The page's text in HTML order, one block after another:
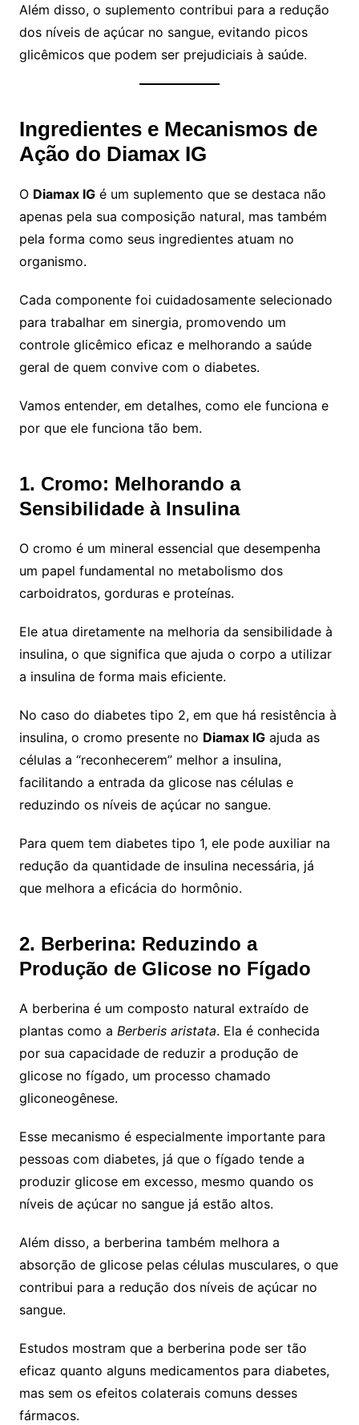
Além disso, o suplemento contribui para a redução
dos níveis de açúcar no sangue, evitando picos
glicêmicos que podem ser prejudiciais à saúde.
Ingredientes e Mecanismos de
Ação do Diamax IG
O Diamax IGé um suplemento que se destaca não
apenas pela sua composição natural, mas também
pela forma como seus ingredientes atuam no
organismo.
Cada componente foi cuidadosamente selecionado
para trabalhar em sinergia, promovendo um
controle glicêmico eficaz e melhorando a saúde
geral de quem convive com o diabetes.
Vamos entender, em detalhes, como ele funciona e
por que ele funciona tão bem.
1. Cromo: Melhorando a
Sensibilidade à Insulina
O cromo é um mineral essencial que desempenha
um papel fundamental no metabolismo dos
carboidratos, gorduras e proteínas.
Ele atua diretamente na melhoria da sensibilidade à
insulina, o que significa que ajuda o corpo a utilizar
a insulina de forma mais eficiente.
No caso do diabetes tipo 2, em que há resistência à
insulina, o cromo presente no Diamax IGajuda as
células a “reconhecerem” melhor a insulina,
facilitando a entrada da glicose nas células e
reduzindo os níveis de açúcar no sangue.
Para quem tem diabetes tipo 1, ele pode auxiliar na
redução da quantidade de insulina necessária, já
que melhora a eficácia do hormônio.
2. Berberina: Reduzindo a
Produção de Glicose no Fígado
A berberina é um composto natural extraído de
plantas como a Berberis aristata. Ela é conhecida
por sua capacidade de reduzir a produção de
glicose no fígado, um processo chamado
gliconeogênese.
Esse mecanismo é especialmente importante para
pessoas com diabetes, já que o fígado tende a
produzir glicose em excesso, mesmo quando os
níveis de açúcar no sangue já estão altos.
Além disso, a berberina também melhora a
absorção de glicose pelas células musculares, o que
contribui para a redução dos níveis de açúcar no
sangue.
Estudos mostram que a berberina pode ser tão
eficaz quanto alguns medicamentos para diabetes,
mas sem os efeitos colaterais comuns desses
fármacos.